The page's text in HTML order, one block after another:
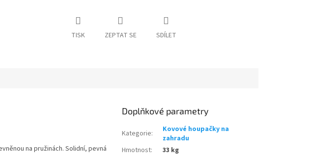
TISK ZEPTAT SE SDÍLET
na pružinách. Solidní, pevná
Doplňkové parametry
Kategorie:
Kovové houpačky na
zahradu
Hmotnost:
33 kg